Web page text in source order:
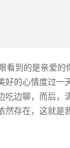
看到的是亲爱
的心情度过一
吃边聊，而后，
然存在，这就是